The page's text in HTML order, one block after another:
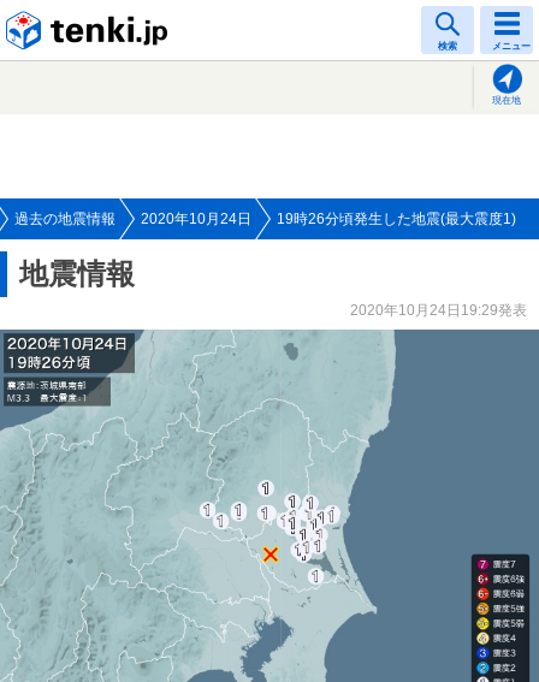
検索 メニュー
現在地
過去の地震情報 2020年10月24日 19時26分頃発生した地震(最大震度1)
地震情報
2020年10月24日19:29発表